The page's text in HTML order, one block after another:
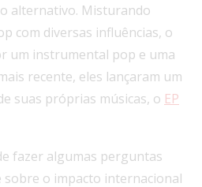
alternativo. Misturando
com diversas influências, o
um instrumental pop e uma
recente, eles lançaram um
suas próprias músicas, o EP
fazer algumas perguntas
o impacto internacional